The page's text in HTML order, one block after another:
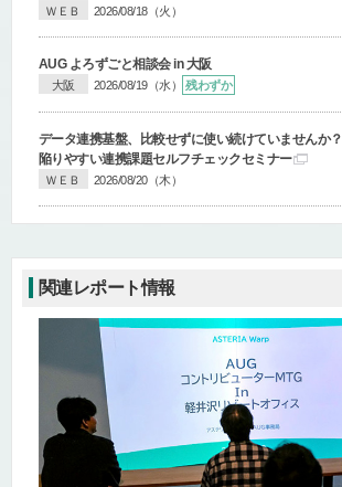
ＷＥＢ 2026/08/18（火）
AUG よろずごと相談会 in 大阪
大阪 2026/08/19（水） 残わずか
データ連携基盤、比較せずに使い続けていませんか？
陥りやすい連携課題セルフチェックセミナー
ＷＥＢ 2026/08/20（木）
関連レポート情報